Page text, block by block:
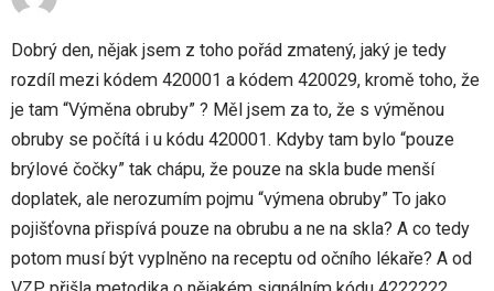
Dobrý den, nějak jsem z toho pořád zmatený, jaký je tedy
rozdíl mezi kódem 420001 a kódem 420029, kromě toho, že
je tam “Výměna obruby” ? Měl jsem za to, že s výměnou
obruby se počítá i u kódu 420001. Kdyby tam bylo “pouze
brýlové čočky” tak chápu, že pouze na skla bude menší
doplatek, ale nerozumím pojmu “výmena obruby” To jako
pojišťovna přispívá pouze na obrubu a ne na skla? A co tedy
potom musí být vyplněno na receptu od očního lékaře? A od